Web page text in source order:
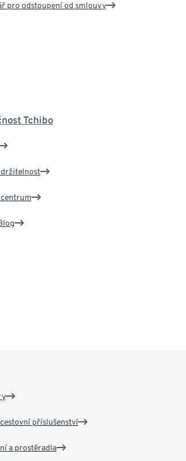
pro odstoupení od smlouvy
Tchibo
příslušenství
a prostěradla